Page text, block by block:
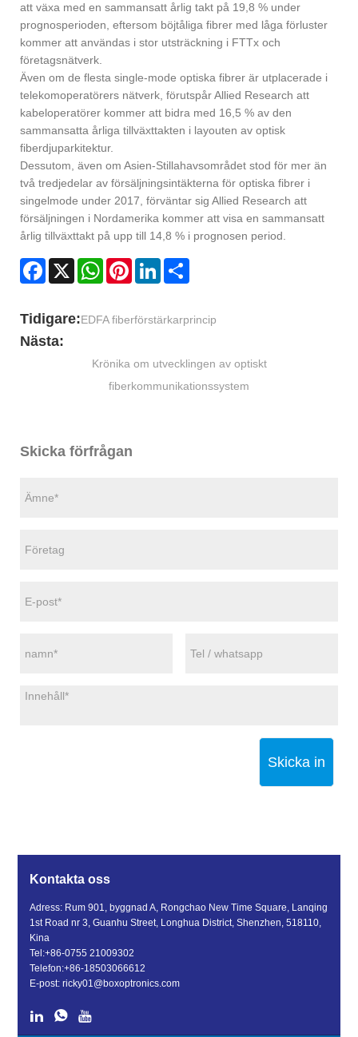
att växa med en sammansatt årlig takt på 19,8 % under
prognosperioden, eftersom böjtåliga fibrer med låga förluster
kommer att användas i stor utsträckning i FTTx och
företagsnätverk.
Även om de flesta single-mode optiska fibrer är utplacerade i
telekomoperatörers nätverk, förutspår Allied Research att
kabeloperatörer kommer att bidra med 16,5 % av den
sammansatta årliga tillväxttakten i layouten av optisk
fiberdjuparkitektur.
Dessutom, även om Asien-Stillahavsområdet stod för mer än
två tredjedelar av försäljningsintäkterna för optiska fibrer i
singelmode under 2017, förväntar sig Allied Research att
försäljningen i Nordamerika kommer att visa en sammansatt
årlig tillväxttakt på upp till 14,8 % i prognosen period.
Facebook
X WhatsAppPinterestLinkedIn
Tidigare:EDFA fiberförstärkarprincip
Nästa:
Krönika om utvecklingen av optiskt
fiberkommunikationssystem
Skicka förfrågan
Skicka in
Kontakta oss
Adress: Rum 901, byggnad A, Rongchao New Time Square, Lanqing
1st Road nr 3, Guanhu Street, Longhua District, Shenzhen, 518110,
Kina
Tel:+86-0755 21009302
Telefon:+86-18503066612
E-post:ricky01@boxoptronics.com